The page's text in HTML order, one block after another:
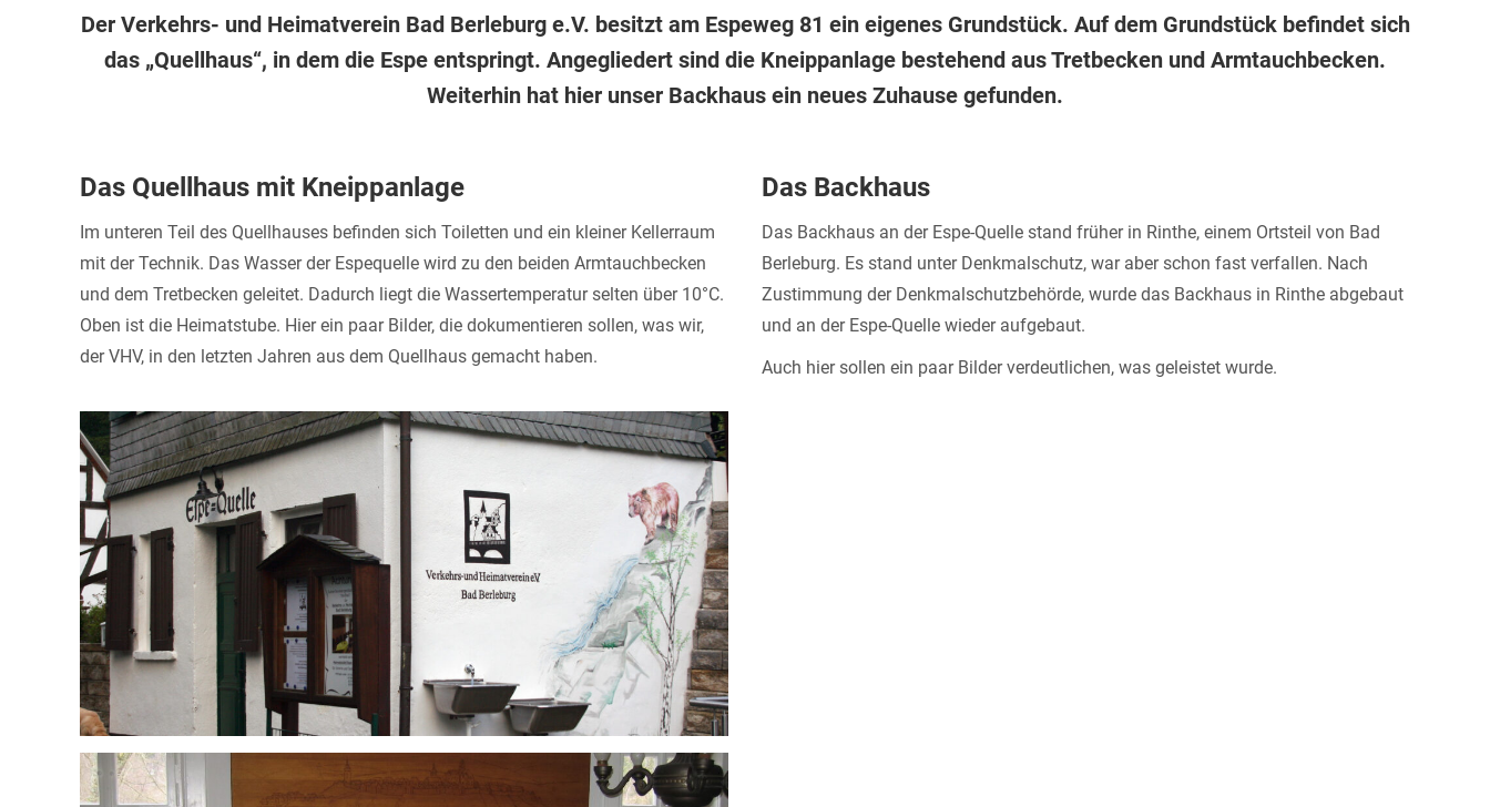
Der Verkehrs- und Heimatverein Bad Berleburg e.V. besitzt am Espeweg 81 ein eigenes Grundstück. Auf dem Grundstück befindet sich
das „Quellhaus“, in dem die Espe entspringt. Angegliedert sind die Kneippanlage bestehend aus Tretbecken und Armtauchbecken.
Weiterhin hat hier unser Backhaus ein neues Zuhause gefunden.
Das Quellhaus mit Kneippanlage
Im unteren Teil des Quellhauses befinden sich Toiletten und ein kleiner Kellerraum
mit der Technik. Das Wasser der Espequelle wird zu den beiden Armtauchbecken
und dem Tretbecken geleitet. Dadurch liegt die Wassertemperatur selten über 10°C.
Oben ist die Heimatstube. Hier ein paar Bilder, die dokumentieren sollen, was wir,
der VHV, in den letzten Jahren aus dem Quellhaus gemacht haben.
Das Backhaus
Das Backhaus an der Espe-Quelle stand früher in Rinthe, einem Ortsteil von Bad
Berleburg. Es stand unter Denkmalschutz, war aber schon fast verfallen. Nach
Zustimmung der Denkmalschutzbehörde, wurde das Backhaus in Rinthe abgebaut
und an der Espe-Quelle wieder aufgebaut.
Auch hier sollen ein paar Bilder verdeutlichen, was geleistet wurde.